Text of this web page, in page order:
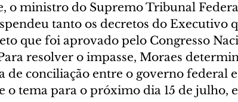
o ministro do Supremo Tribunal
tanto os decretos do Executivo
que foi aprovado pelo Congresso
resolver o impasse, Moraes
de conciliação entre o governo federal
o tema para o próximo dia 15 de julho,